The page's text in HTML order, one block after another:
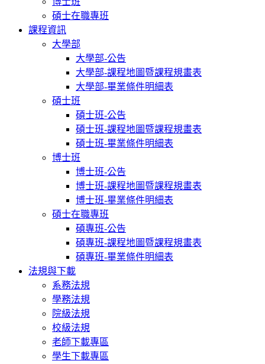
碩士在職專班
課程資訊
大學部
大學部-公告
大學部-課程地圖暨課程規畫表
大學部-畢業條件明細表
碩士班
碩士班-公告
碩士班-課程地圖暨課程規畫表
碩士班-畢業條件明細表
博士班
博士班-公告
博士班-課程地圖暨課程規畫表
博士班-畢業條件明細表
碩士在職專班
碩專班-公告
碩專班-課程地圖暨課程規畫表
碩專班-畢業條件明細表
法規與下載
系務法規
學務法規
院級法規
校級法規
老師下載專區
學生下載專區